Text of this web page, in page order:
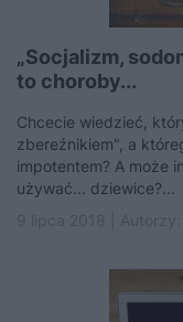
„Socjalizm,
to choroby...
Chcecie wiedzieć,
zbereźnikiem", a
impotentem? A może
używać... dziewice?...